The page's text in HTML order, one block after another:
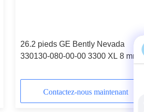
26.2 pieds GE Bently Nevada
330130-080-00-00 3300 XL 8 mm
Contactez-nous maintenant